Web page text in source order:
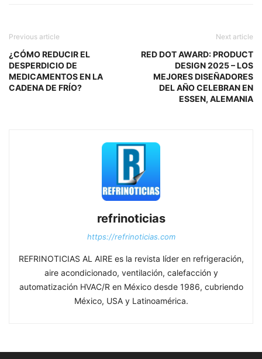
Previous article
¿CÓMO REDUCIR EL
DESPERDICIO DE
MEDICAMENTOS EN LA
CADENA DE FRÍO?
Next article
RED DOT AWARD: PRODUCT
DESIGN 2025 – LOS
MEJORES DISEÑADORES
DEL AÑO CELEBRAN EN
ESSEN, ALEMANIA
refrinoticias
https://refrinoticias.com
REFRINOTICIAS AL AIRE es la revista líder en refrigeración,
aire acondicionado, ventilación, calefacción y
automatización HVAC/R en México desde 1986, cubriendo
México, USA y Latinoamérica.